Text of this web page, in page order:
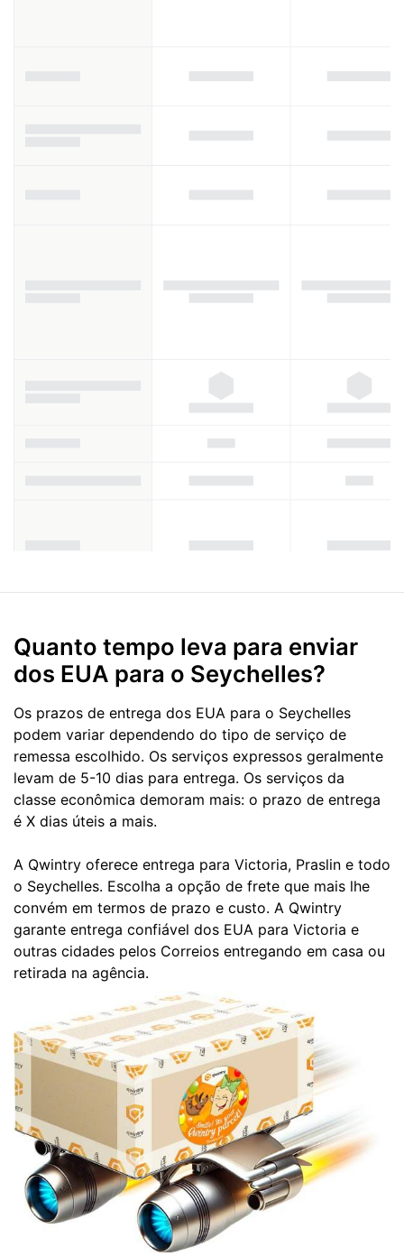
Quanto tempo leva para enviar
dos EUA para o Seychelles?
Os prazos de entrega dos EUA para o Seychelles
podem variar dependendo do tipo de serviço de
remessa escolhido. Os serviços expressos geralmente
levam de 5-10 dias para entrega. Os serviços da
classe econômica demoram mais: o prazo de entrega
é X dias úteis a mais.
A Qwintry oferece entrega para Victoria, Praslin e todo
o Seychelles. Escolha a opção de frete que mais lhe
convém em termos de prazo e custo. A Qwintry
garante entrega confiável dos EUA para Victoria e
outras cidades pelos Correios entregando em casa ou
retirada na agência.